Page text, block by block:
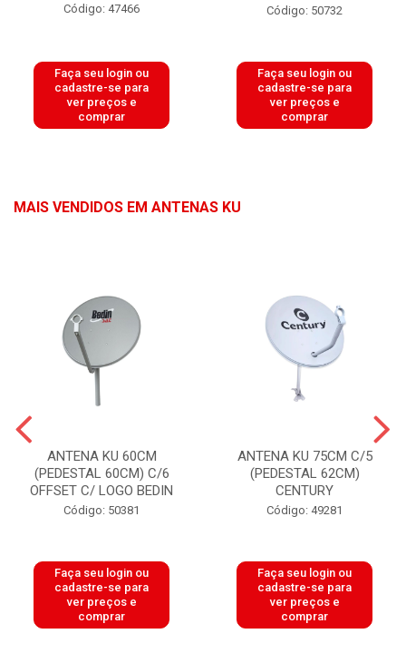
Código: 47466
Faça seu login ou
cadastre-se para
ver preços e
comprar
Código: 50732
Faça seu login ou
cadastre-se para
ver preços e
comprar
MAIS VENDIDOS EM ANTENAS KU
ANTENA KU 60CM
(PEDESTAL 60CM) C/6
OFFSET C/ LOGO BEDIN
Código: 50381
Faça seu login ou
cadastre-se para
ver preços e
comprar
ANTENA KU 75CM C/5
(PEDESTAL 62CM)
CENTURY
Código: 49281
Faça seu login ou
cadastre-se para
ver preços e
comprar